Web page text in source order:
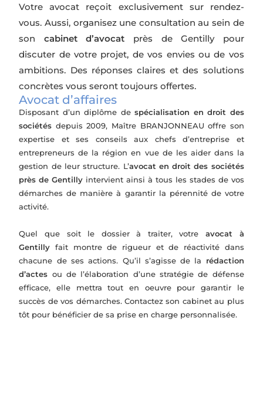
Votre avocat reçoit exclusivement sur rendez-
vous. Aussi, organisez une consultation au sein de
son cabinet d’avocat près de Gentilly pour
discuter de votre projet, de vos envies ou de vos
ambitions. Des réponses claires et des solutions
concrètes vous seront toujours offertes.
Avocat d’affaires
Disposant d’un diplôme despécialisation en droit des
sociétés depuis 2009, Maître BRANJONNEAU offre son
expertise et ses conseils aux chefs d’entreprise et
entrepreneurs de la région en vue de les aider dans la
gestion de leur structure. L’avocat en droit des sociétés
près de Gentilly intervient ainsi à tous les stades de vos
démarches de manière à garantir la pérennité de votre
activité.
Quel que soit le dossier à traiter, votreavocat à
Gentilly fait montre de rigueur et de réactivité dans
chacune de ses actions. Qu’il s’agisse de la rédaction
d’actes ou de l’élaboration d’une stratégie de défense
efficace, elle mettra tout en oeuvre pour garantir le
succès de vos démarches. Contactez son cabinet au plus
tôt pour bénéficier de sa prise en charge personnalisée.